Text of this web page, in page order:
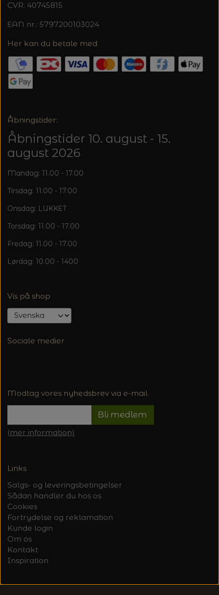
CVR: 40745815
EAN nr.: 5797200103024
Her kan du betale med
Åbningstider:
Åbningstider 10. august - 15.
august 2026
Mandag: 11.00 - 17.00
Tirsdag: 11.00 - 17.00
Onsdag: LUKKET
Torsdag: 11.00 - 17.00
Fredag: 11.00 - 17.00
Lørdag: 10.00 - 1400
Vis på shop
Sociale medier
Modtag vores nyhedsbrev via e-mail
Bli medlem
(mer information)
Links
Salgs- og leveringsbetingelser
Sådan handler du hos os
Cookies
Fortrydelse og reklamation
Kunde login
Om os
Kontakt
Inspiration